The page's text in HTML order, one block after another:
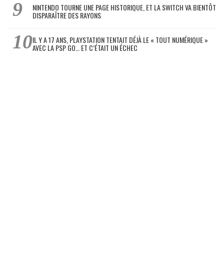
NINTENDO TOURNE UNE PAGE HISTORIQUE, ET LA SWITCH VA BIENTÔT
DISPARAÎTRE DES RAYONS
IL Y A 17 ANS, PLAYSTATION TENTAIT DÉJÀ LE « TOUT NUMÉRIQUE »
AVEC LA PSP GO… ET C’ÉTAIT UN ÉCHEC